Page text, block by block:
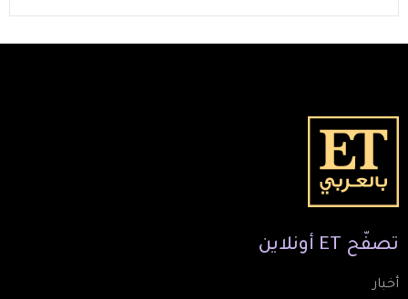
تصفّح ET أونلاين
أخبار